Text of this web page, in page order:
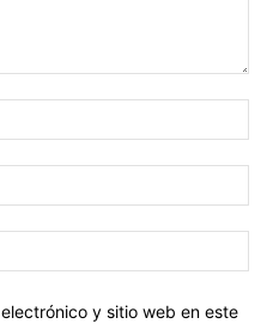
y sitio web en este